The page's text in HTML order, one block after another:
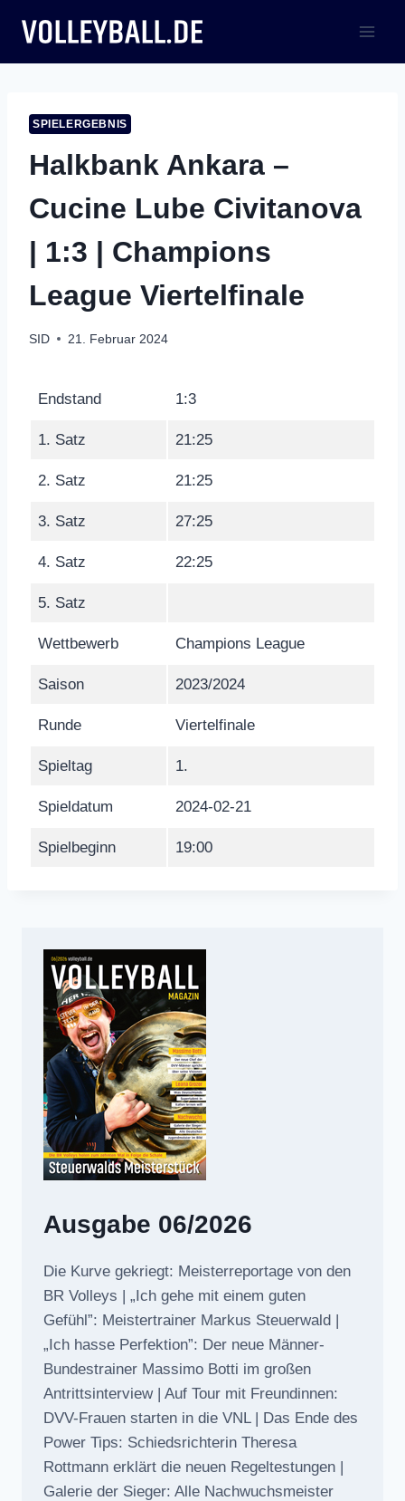
Inhalt
springen
SPIELERGEBNIS
Halkbank Ankara –
Cucine Lube Civitanova
| 1:3 | Champions
League Viertelfinale
SID 21. Februar 2024
Endstand 1:3
1. Satz 21:25
2. Satz 21:25
3. Satz 27:25
4. Satz 22:25
5. Satz
Wettbewerb Champions League
Saison 2023/2024
Runde Viertelfinale
Spieltag 1.
Spieldatum 2024-02-21
Spielbeginn 19:00
Ausgabe 06/2026
Die Kurve gekriegt: Meisterreportage von den
BR Volleys | „Ich gehe mit einem guten
Gefühl”: Meistertrainer Markus Steuerwald |
„Ich hasse Perfektion”: Der neue Männer-
Bundestrainer Massimo Botti im großen
Antrittsinterview | Auf Tour mit Freundinnen:
DVV-Frauen starten in die VNL | Das Ende des
Power Tips: Schiedsrichterin Theresa
Rottmann erklärt die neuen Regeltestungen |
Galerie der Sieger: Alle Nachwuchsmeister